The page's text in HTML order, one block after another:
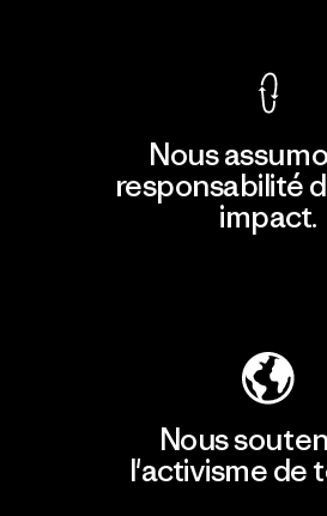
Nous
responsabilité
impact.
Nous
l'activisme de